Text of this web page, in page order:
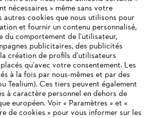
nécessaires » même sans votre
autres cookies que nous utilisons pour
et fournir un contenu personnalisé,
du comportement de l'utilisateur,
publicitaires, des publicités
création de profils d'utilisateurs
qu'avec votre consentement. Les
à la fois par nous-mêmes et par des
Tealium). Ces tiers peuvent également
à caractère personnel en dehors de
européen. Voir « Paramètres » et «
de cookies » pour vous informer sur les